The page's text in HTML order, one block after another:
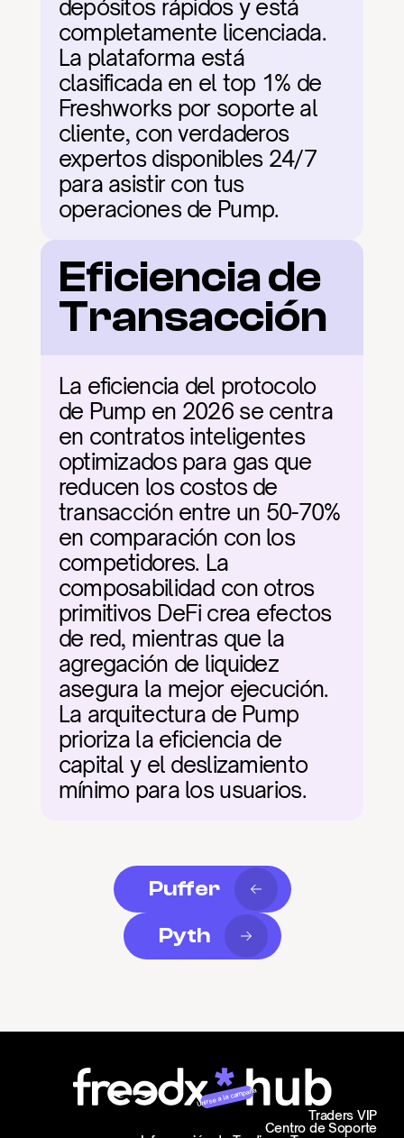
depósitos rápidos y está
completamente licenciada.
La plataforma está
clasificada en el top 1% de
Freshworks por soporte al
cliente, con verdaderos
expertos disponibles 24/7
para asistir con tus
operaciones de Pump.
Eficiencia de
Transacción
La eficiencia del protocolo
de Pump en 2026 se centra
en contratos inteligentes
optimizados para gas que
reducen los costos de
transacción entre un 50-70%
en comparación con los
competidores. La
composabilidad con otros
primitivos DeFi crea efectos
de red, mientras que la
agregación de liquidez
asegura la mejor ejecución.
La arquitectura de Pump
prioriza la eficiencia de
capital y el deslizamiento
mínimo para los usuarios.
Puffer
Pyth
Unirse a la campaña
Centro de Soporte
Traders VIP